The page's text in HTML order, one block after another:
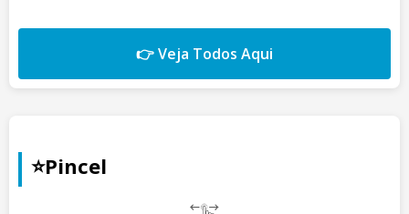
👉 Veja Todos Aqui
⭐Pincel